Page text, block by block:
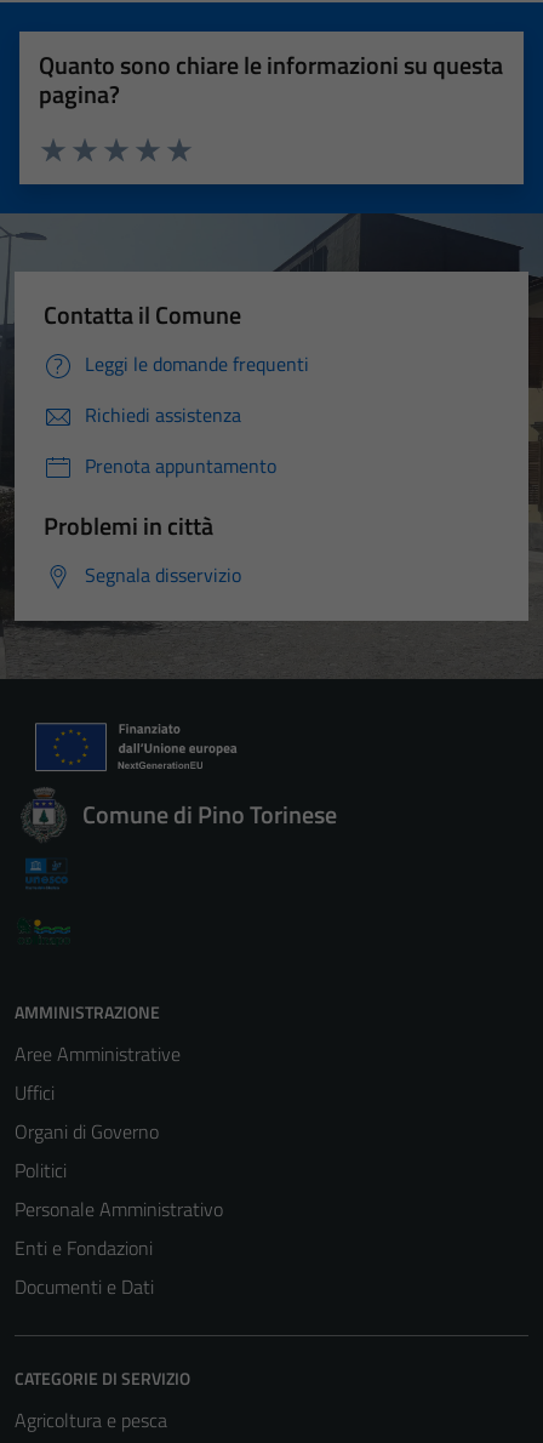
Quanto sono chiare le informazioni su questa
pagina?
Valuta 5 stelle su 5
Valuta 4 stelle su 5
Valuta 3 stelle su 5
Valuta 2 stelle su 5
Valuta 1 stelle su 5
Contatta il Comune
Leggi le domande frequenti
Richiedi assistenza
Prenota appuntamento
Problemi in città
Segnala disservizio
Comune di Pino Torinese
AMMINISTRAZIONE
Aree Amministrative
Uffici
Organi di Governo
Politici
Personale Amministrativo
Enti e Fondazioni
Documenti e Dati
CATEGORIE DI SERVIZIO
Agricoltura e pesca